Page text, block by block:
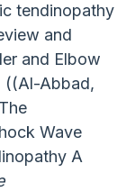
tendinopathy
and
and Elbow
((Al-Abbad,
Wave
A